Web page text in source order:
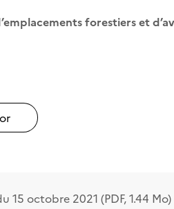
forestiers et
15 octobre 2021 (PDF, 1.44 Mo)